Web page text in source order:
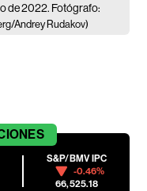
de 2022. Fotógrafo:
Andrey Rudakov)
S&P/BMV IPC
-0.46%
66,525.18